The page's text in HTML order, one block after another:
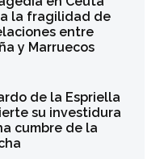
la fragilidad de
entre
y Marruecos
de la Espriella
su investidura
cumbre de la